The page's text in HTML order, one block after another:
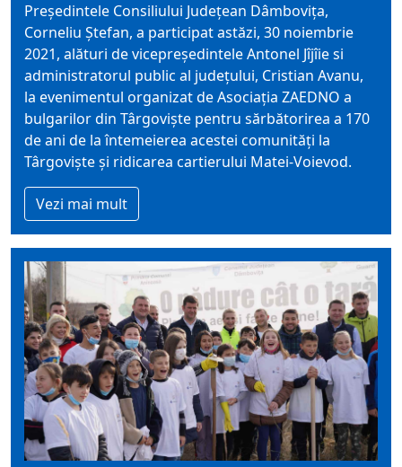
Președintele Consiliului Județean Dâmbovița,
Corneliu Ștefan, a participat astăzi, 30 noiembrie
2021, alături de vicepreședintele Antonel Jîjîie si
administratorul public al județului, Cristian Avanu,
la evenimentul organizat de Asociația ZAEDNO a
bulgarilor din Târgoviște pentru sărbătorirea a 170
de ani de la întemeierea acestei comunități la
Târgoviște și ridicarea cartierului Matei-Voievod.
Vezi mai mult